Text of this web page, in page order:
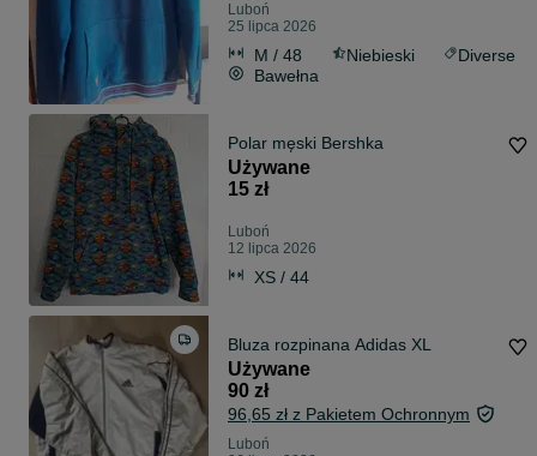
Luboń
25 lipca 2026
M / 48 Niebieski
Diverse
Bawełna
Polar męski Bershka
Używane
15 zł
Luboń
12 lipca 2026
XS / 44
Bluza rozpinana Adidas XL
Używane
90 zł
96,65 zł z Pakietem Ochronnym
Luboń